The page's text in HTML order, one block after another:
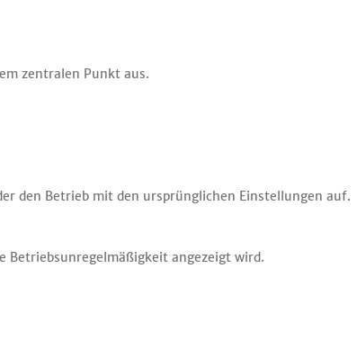
zentralen Punkt aus.
den Betrieb mit den ursprünglichen Einstellungen auf.
Betriebsunregelmäßigkeit angezeigt wird.